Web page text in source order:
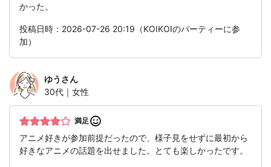
かった。
投稿日時：2026-07-26 20:19（KOIKOIのパーティーに参
加）
ゆう さん
30代｜女性
満足
アニメ好きが参加前提だったので、様子見をせずに最初から
好きなアニメの話題を出せました。とても楽しかったです。